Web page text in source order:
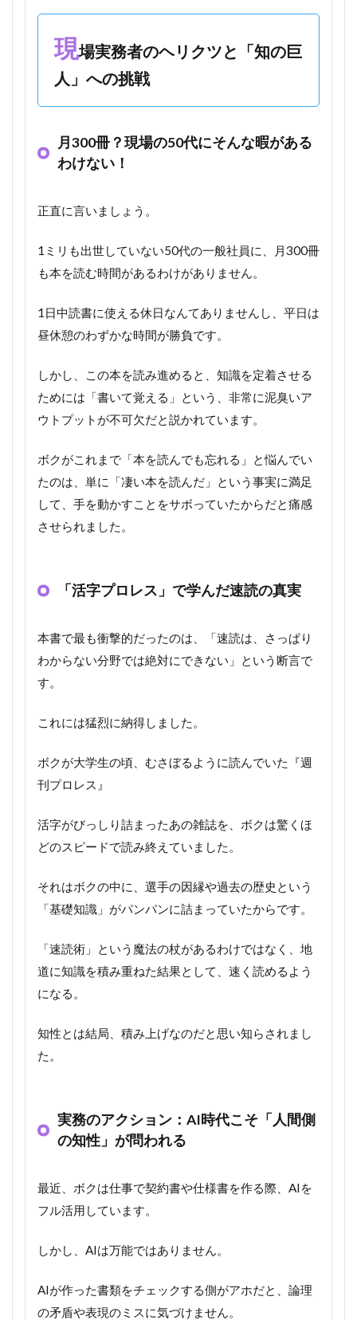
現場実務者のヘリクツと「知の巨
人」への挑戦
月300冊？現場の50代にそんな暇がある
わけない！
正直に言いましょう。
1ミリも出世していない50代の一般社員に、月300冊
も本を読む時間があるわけがありません。
1日中読書に使える休日なんてありませんし、平日は
昼休憩のわずかな時間が勝負です。
しかし、この本を読み進めると、知識を定着させる
ためには「書いて覚える」という、非常に泥臭いア
ウトプットが不可欠だと説かれています。
ボクがこれまで「本を読んでも忘れる」と悩んでい
たのは、単に「凄い本を読んだ」という事実に満足
して、手を動かすことをサボっていたからだと痛感
させられました。
「活字プロレス」で学んだ速読の真実
本書で最も衝撃的だったのは、「速読は、さっぱり
わからない分野では絶対にできない」という断言で
す。
これには猛烈に納得しました。
ボクが大学生の頃、むさぼるように読んでいた『週
刊プロレス』
活字がびっしり詰まったあの雑誌を、ボクは驚くほ
どのスピードで読み終えていました。
それはボクの中に、選手の因縁や過去の歴史という
「基礎知識」がパンパンに詰まっていたからです。
「速読術」という魔法の杖があるわけではなく、地
道に知識を積み重ねた結果として、速く読めるよう
になる。
知性とは結局、積み上げなのだと思い知らされまし
た。
実務のアクション：AI時代こそ「人間側
の知性」が問われる
最近、ボクは仕事で契約書や仕様書を作る際、AIを
フル活用しています。
しかし、AIは万能ではありません。
AIが作った書類をチェックする側がアホだと、論理
の矛盾や表現のミスに気づけません。